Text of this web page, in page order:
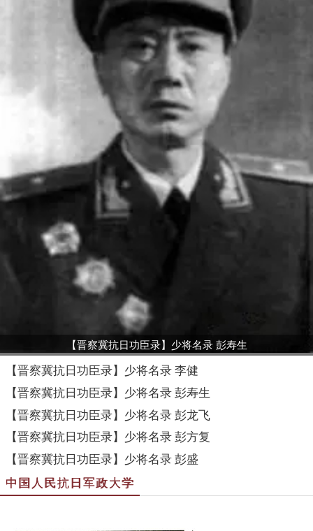
【晋察冀抗日功臣录】少将名录 彭寿生
【晋察冀抗日功臣录】少将名录 李健
【晋察冀抗日功臣录】少将名录 彭寿生
【晋察冀抗日功臣录】少将名录 彭龙飞
【晋察冀抗日功臣录】少将名录 彭方复
【晋察冀抗日功臣录】少将名录 彭盛
中国人民抗日军政大学